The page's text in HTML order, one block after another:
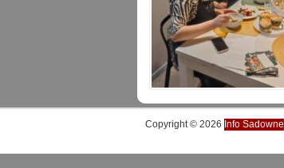
Copyright © 2026 Info Sadowne